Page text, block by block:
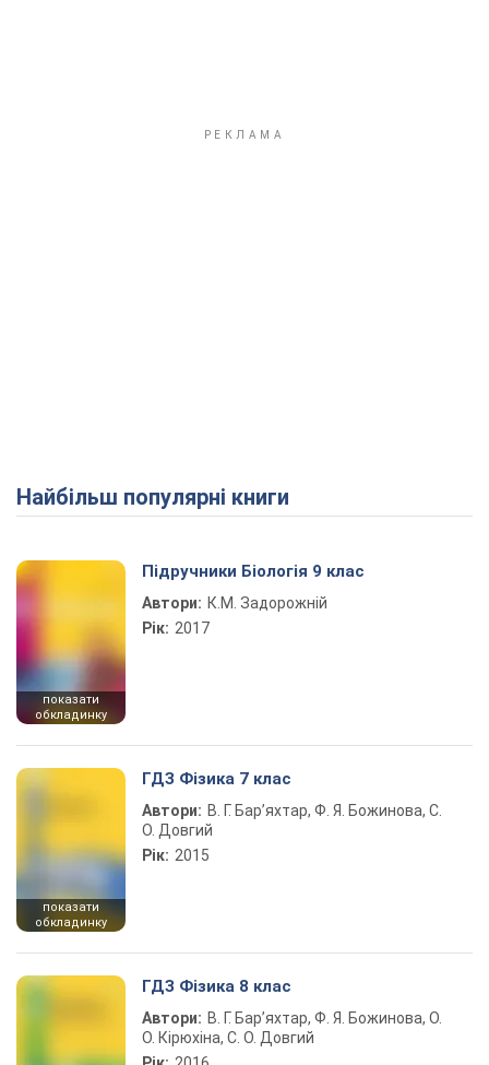
Найбільш популярні книги
показати
обкладинку
Підручники Біологія 9 клас
Автори: К.М. Задорожній
Рік: 2017
показати
обкладинку
ГДЗ Фізика 7 клас
Автори: В. Г. Бар’яхтар, Ф. Я. Божинова, С.
О. Довгий
Рік: 2015
ГДЗ Фізика 8 клас
Автори: В. Г. Бар’яхтар, Ф. Я. Божинова, О.
О. Кірюхіна, С. О. Довгий